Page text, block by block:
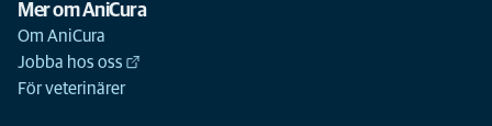
Mer om AniCura
Om AniCura
Jobba hos oss
För veterinärer